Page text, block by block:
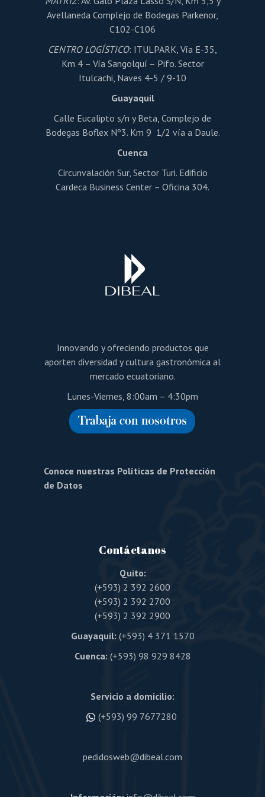
producto
Avellaneda Complejo de Bodegas Parkenor,
C102-C106
CENTRO LOGÍSTICO: ITULPARK, Vía E-35,
Km 4 – Vía Sangolquí – Pifo. Sector
Itulcachi, Naves 4-5 / 9-10
Guayaquil
Calle Eucalipto s/n y Beta, Complejo de
Bodegas Boflex Nº3. Km 9 1/2 vía a Daule.
Cuenca
Circunvalación Sur, Sector Turi. Edificio
Cardeca Business Center – Oficina 304.
Innovando y ofreciendo productos que
aporten diversidad y cultura gastronómica al
mercado ecuatoriano.
Lunes-Viernes, 8:00am – 4:30pm
Conoce nuestras Políticas de Protección
de Datos
Contáctanos
Quito:
(+593) 2 392 2600
(+593) 2 392 2700
(+593) 2 392 2900
Guayaquil: (+593) 4 371 1570
Cuenca: (+593) 98 929 8428
Servicio a domicilio:
(+593) 99 7677280
pedidosweb@dibeal.com